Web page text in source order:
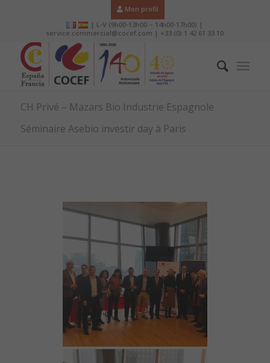
Mon profil
| L-V (9h00-13h00 – 14h00-17h00) |
service.commercial@cocef.com | +33 (0) 1 42 61 33 10
CH Privé – Mazars Bio Industrie Espagnole
Séminaire Asebio investir day à Paris